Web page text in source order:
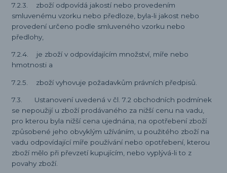
7.2.3. zboží odpovídá jakostí nebo provedením
smluvenému vzorku nebo předloze, byla-li jakost nebo
provedení určeno podle smluveného vzorku nebo
předlohy,
7.2.4. je zboží v odpovídajícím množství, míře nebo
hmotnosti a
7.2.5. zboží vyhovuje požadavkům právních předpisů.
7.3. Ustanovení uvedená v čl. 7.2 obchodních podmínek
se nepoužijí u zboží prodávaného za nižší cenu na vadu,
pro kterou byla nižší cena ujednána, na opotřebení zboží
způsobené jeho obvyklým užíváním, u použitého zboží na
vadu odpovídající míře používání nebo opotřebení, kterou
zboží mělo při převzetí kupujícím, nebo vyplývá-li to z
povahy zboží.